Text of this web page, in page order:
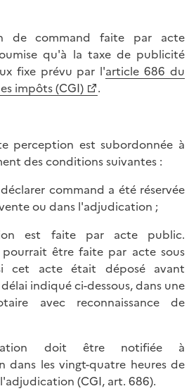
de command faite par acte
qu'à la taxe de publicité
fixe prévu par l'article 686 du
impôts (CGI)
.
perception est subordonnée à
des conditions suivantes :
command a été réservée
ou dans l'adjudication ;
est faite par acte public.
pourrait être faite par acte sous
cet acte était déposé avant
indiqué ci-dessous, dans une
avec reconnaissance de
doit être notifiée à
dans les vingt-quatre heures de
(CGI, art. 686).